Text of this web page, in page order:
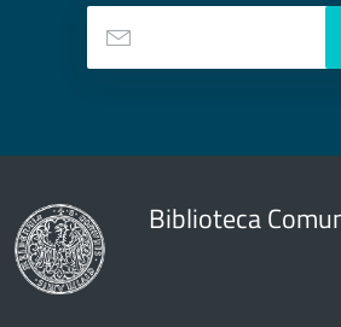
Biblioteca